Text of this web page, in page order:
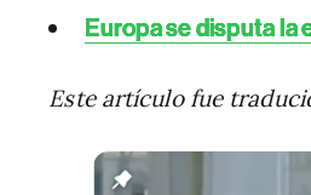
Europa se disputa la
Este artículo fue